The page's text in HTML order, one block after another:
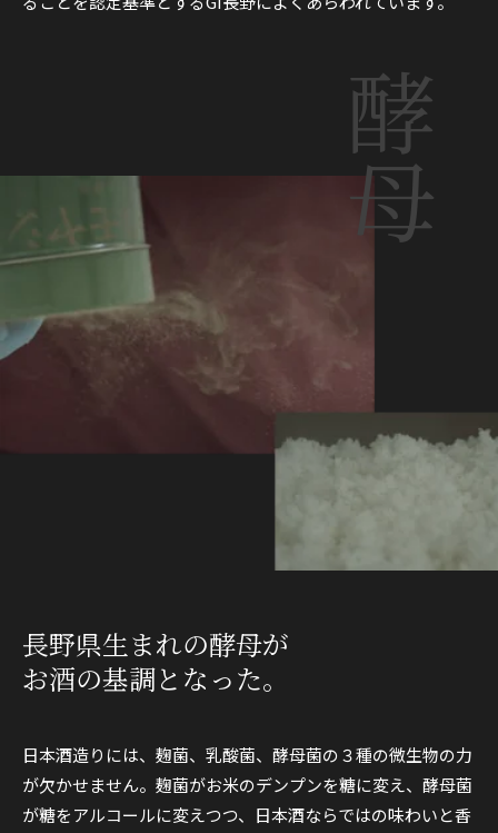
酵母
長野県生まれの酵母が
お酒の基調となった。
日本酒造りには、麹菌、乳酸菌、酵母菌の３種の微生物の力
が欠かせません。麹菌がお米のデンプンを糖に変え、酵母菌
が糖をアルコールに変えつつ、日本酒ならではの味わいと香